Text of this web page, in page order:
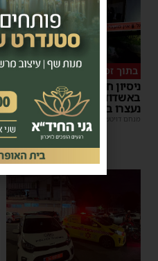
בתוך זמן קצר
ניסיון חיסול העבריין
באשדוד: חמישה חשודים
נעצרו במהלך הלילה
מנחם דויטש